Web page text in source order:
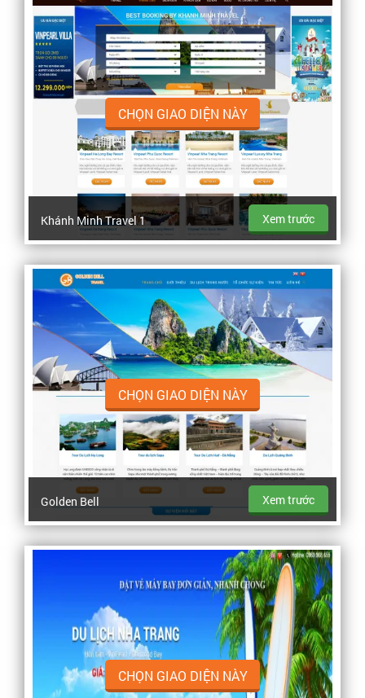
CHỌN GIAO DIỆN NÀY
Khánh Minh Travel 1 Xem trước
CHỌN GIAO DIỆN NÀY
Golden Bell Xem trước
CHỌN GIAO DIỆN NÀY